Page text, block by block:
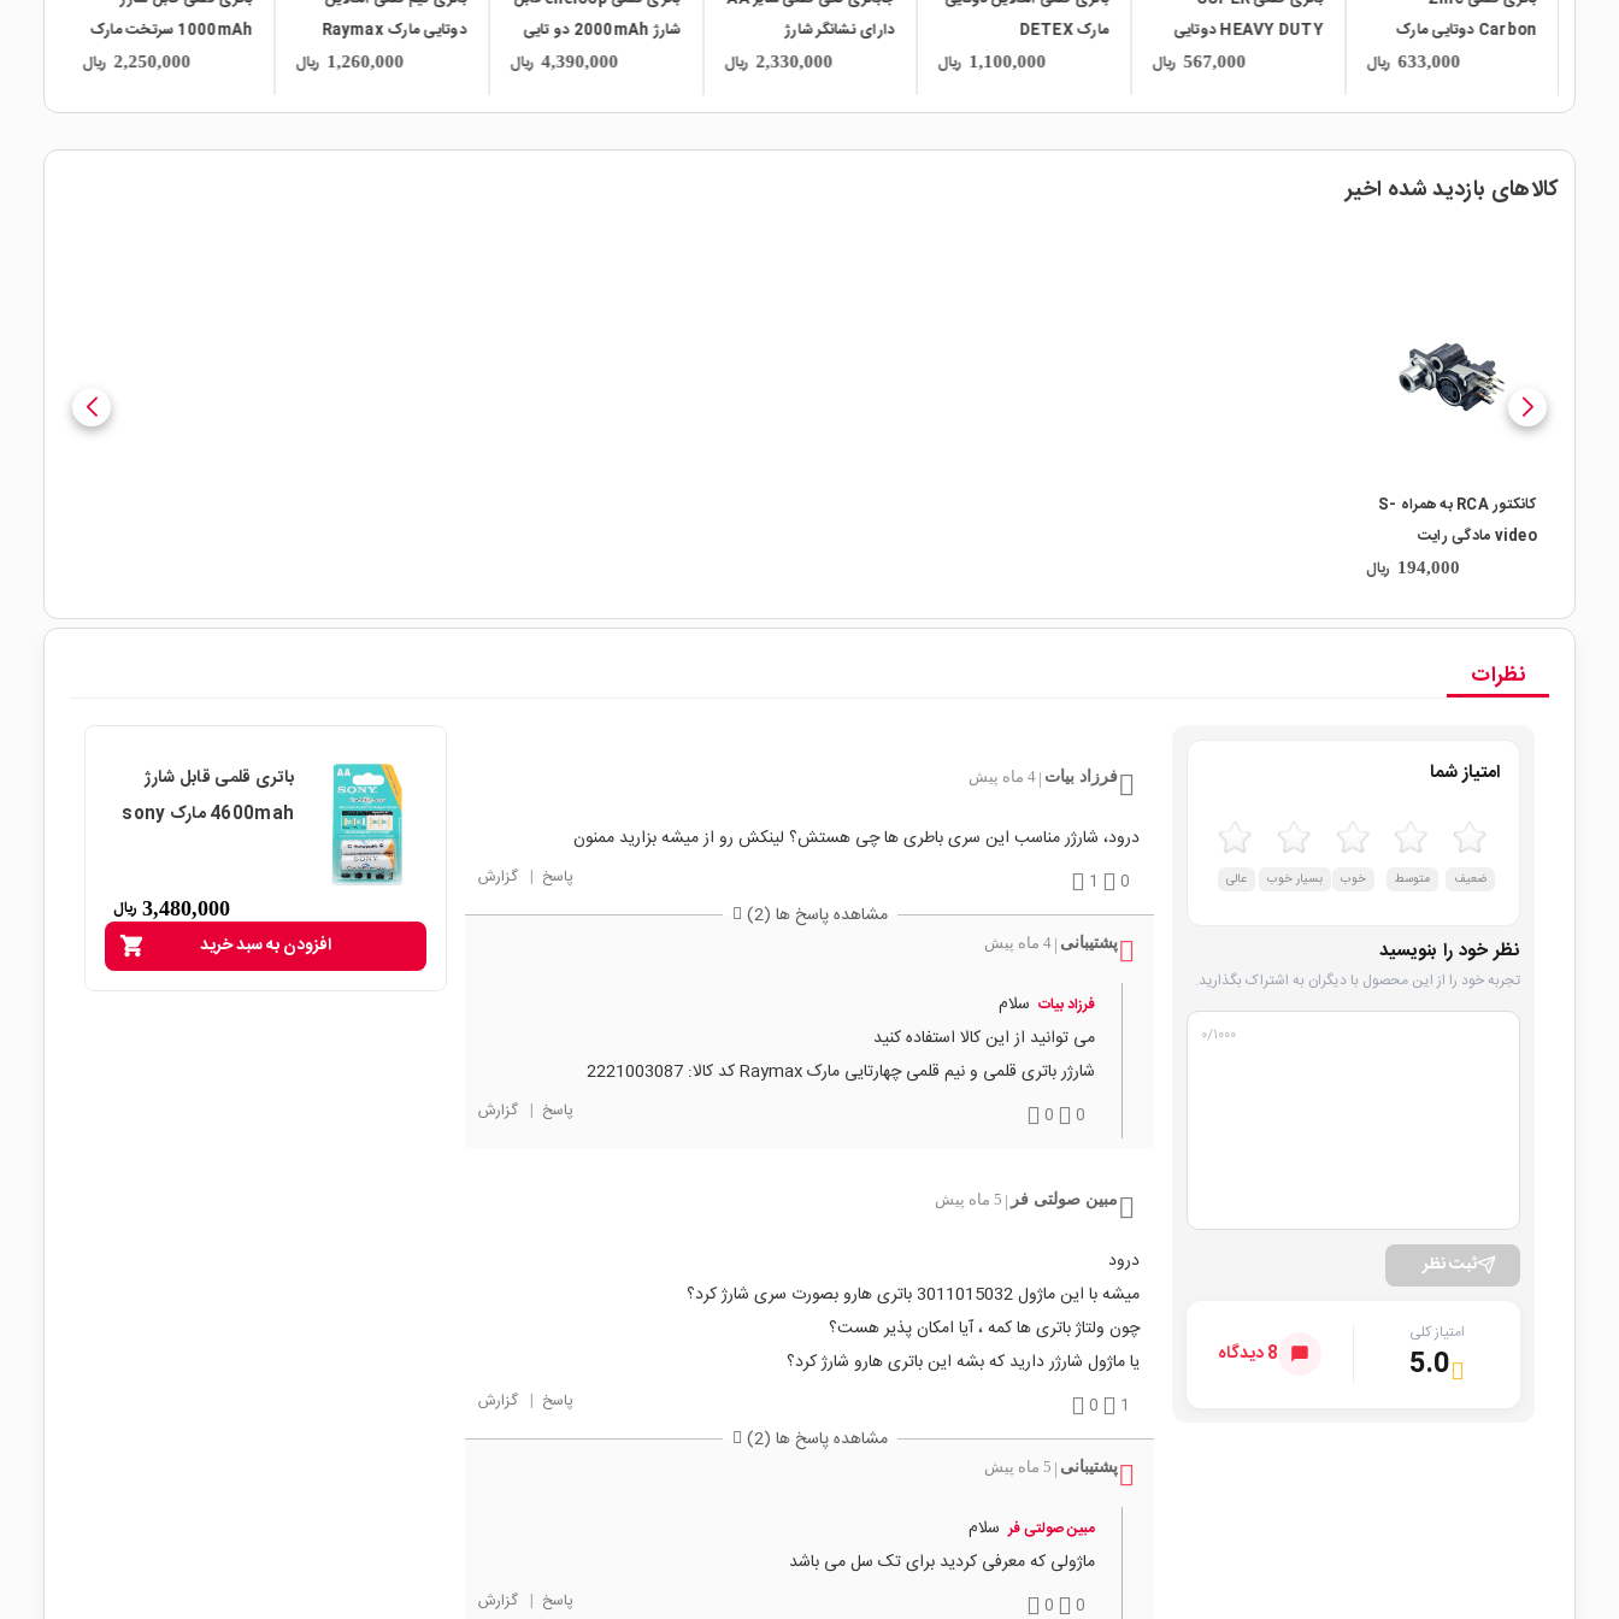
Carbon دوتایی مارک
633,000 ریال
HEAVY DUTY دوتایی
567,000 ریال
مارک DETEX
1,100,000 ریال
دارای نشانگر شارژ
2,330,000 ریال
شارژ 2000mAh دو تایی
4,390,000 ریال
دوتایی مارک Raymax
1,260,000 ریال
1000mAh سرتخت مارک
2,250,000 ریال
کالاهای بازدید شده اخیر
کانکتور RCA به همراه S-
video مادگی رایت
194,000 ریال
نظرات
امتیاز شما
ضعیف متوسط خوب بسیار خوب عالی
نظر خود را بنویسید
تجربه خود را از این محصول با دیگران به اشتراک بگذارید.
۰/۱۰۰۰
ثبت نظر
امتیاز کلی
5.0 8 دیدگاه
فرزاد بیات 4 ماه پیش
درود، شارژر مناسب این سری باطری ها چی هستش؟ لینکش رو از میشه بزارید ممنون
0
1 پاسخ | گزارش
مشاهده پاسخ ها (2)
پشتیبانی 4 ماه پیش
فرزاد بیات سلام
می توانید از این کالا استفاده کنید
شارژر باتری قلمی و نیم قلمی چهارتایی مارک Raymax کد کالا: 2221003087
0
0 پاسخ | گزارش
مبین صولتی فر 5 ماه پیش
درود
میشه با این ماژول 3011015032 باتری هارو بصورت سری شارژ کرد؟
چون ولتاژ باتری ها کمه ، آیا امکان پذیر هست؟
یا ماژول شارژر دارید که بشه این باتری هارو شارژ کرد؟
1
0 پاسخ | گزارش
مشاهده پاسخ ها (2)
پشتیبانی 5 ماه پیش
مبین صولتی فر سلام
ماژولی که معرفی کردید برای تک سل می باشد
0
0 پاسخ | گزارش
باتری قلمی قابل شارژ
4600mah مارک sony
3,480,000 ریال
shopping_cart افزودن به سبد خرید